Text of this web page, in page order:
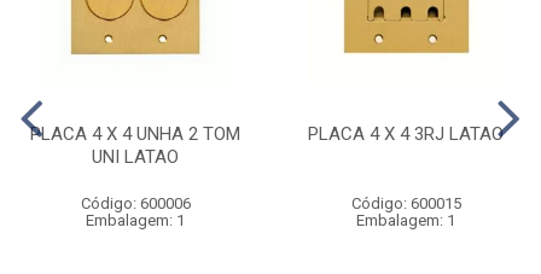
PLACA 4 X 4 UNHA 2 TOM
UNI LATAO
Código: 600006
Embalagem: 1
PLACA 4 X 4 3RJ LATAO
Código: 600015
Embalagem: 1